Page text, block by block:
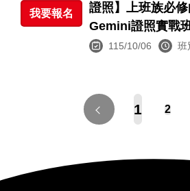
證照】上班族必
Gemini證照實戰
115/10/06 班
我要報名
1 2